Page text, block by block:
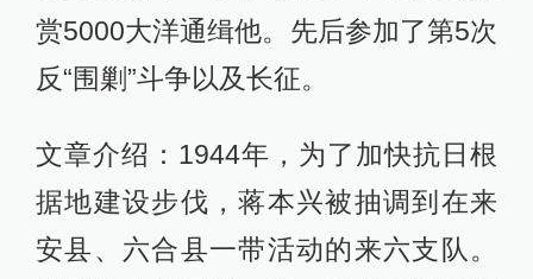
赏5000大洋通缉他。先后参加了第5次
反“围剿”斗争以及长征。
文章介绍：1944年，为了加快抗日根
据地建设步伐，蒋本兴被抽调到在来
安县、六合县一带活动的来六支队。